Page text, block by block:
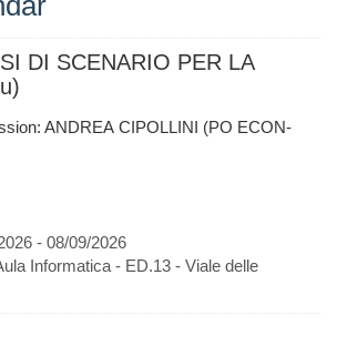
DI SCENARIO PER LA
ANDREA CIPOLLINI (PO ECON-
- 08/09/2026
Informatica - ED.13 - Viale delle